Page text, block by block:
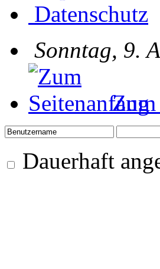
Datenschutz
Sonntag, 9.
Zum
Dauerhaft